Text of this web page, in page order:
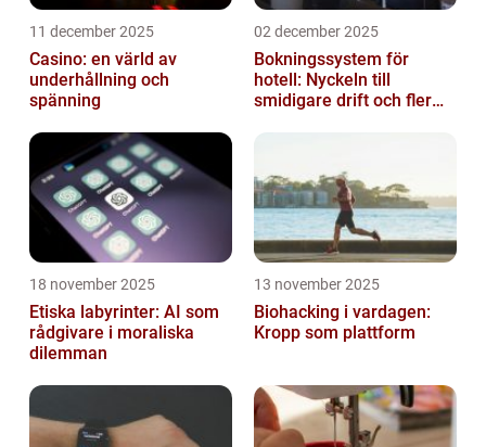
11 december 2025
Casino: en värld av
underhållning och
spänning
02 december 2025
Bokningssystem för
hotell: Nyckeln till
smidigare drift och fler
18 november 2025
Etiska labyrinter: AI som
rådgivare i moraliska
dilemman
13 november 2025
Biohacking i vardagen:
Kropp som plattform